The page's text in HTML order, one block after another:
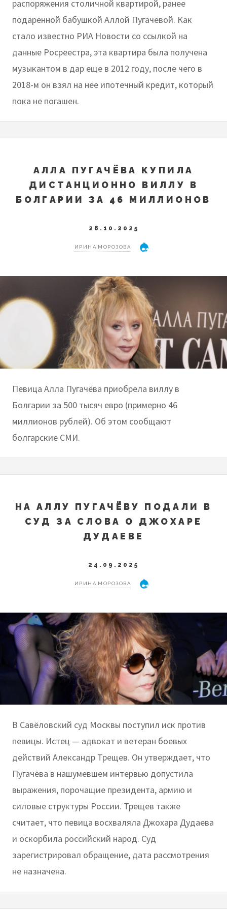
распоряжения столичной квартирой, ранее
подаренной бабушкой Аллой Пугачевой. Как
стало известно РИА Новости со ссылкой на
данные Росреестра, эта квартира была получена
музыкантом в дар еще в 2012 году, после чего в
2018-м он взял на нее ипотечный кредит, который
пока не погашен.
АЛЛА ПУГАЧЁВА КУПИЛА
ДИСТАНЦИОННО ВИЛЛУ В
БОЛГАРИИ ЗА 46 МИЛЛИОНОВ
28.10.2025
ИРИНА МОРОЗОВА
Певица Алла Пугачёва приобрела виллу в
Болгарии за 500 тысяч евро (примерно 46
миллионов рублей). Об этом сообщают
болгарские СМИ.
НА АЛЛУ ПУГАЧЁВУ ПОДАЛИ В
СУД ЗА СЛОВА О ДЖОХАРЕ
ДУДАЕВЕ
24.09.2025
ИРИНА МОРОЗОВА
В Савёловский суд Москвы поступил иск против
певицы. Истец — адвокат и ветеран боевых
действий Александр Трещев. Он утверждает, что
Пугачёва в нашумевшем интервью допустила
выражения, порочащие президента, армию и
силовые структуры России. Трещев также
считает, что певица восхваляла Джохара Дудаева
и оскорбила российский народ. Суд
зарегистрировал обращение, дата рассмотрения
не назначена.